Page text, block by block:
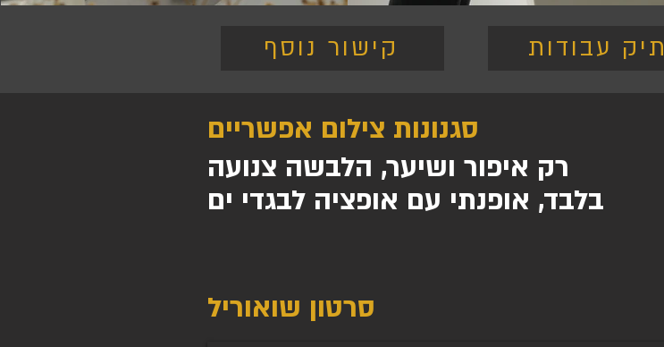
קישור נוסף תיק עבודות
רק איפור ושיער, הלבשה צנועה
בלבד, אופנתי עם אופציה לבגדי ים
סגנונות צילום אפשריים
סרטון שואוריל